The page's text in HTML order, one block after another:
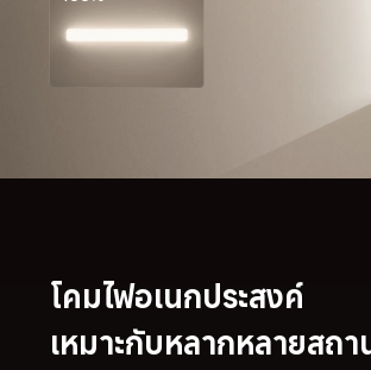
โคมไฟอเนกประสงค์
เหมาะกับหลากหลายสถ